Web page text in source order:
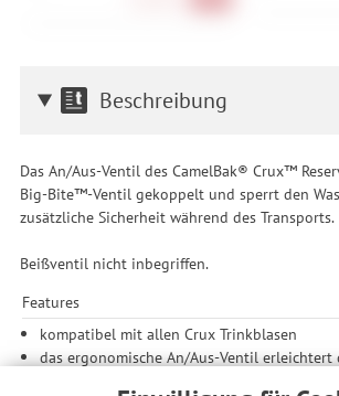
Beschreibung
Das An/Aus-Ventil des CamelBak® Crux™
Big-Bite™-Ventil gekoppelt und sperrt den
zusätzliche Sicherheit während des Transports.
Beißventil nicht inbegriffen.
Features
kompatibel mit allen Crux Trinkblasen
das ergonomische An/Aus-Ventil erleichtert